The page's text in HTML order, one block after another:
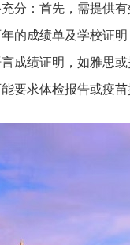
分：首先，需提供
的成绩单及学校证
成绩证明，如雅思
要求体检报告或疫苗